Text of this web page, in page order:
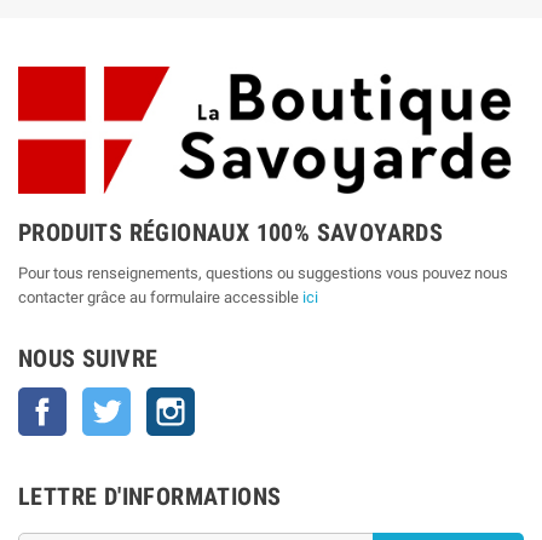
PRODUITS RÉGIONAUX 100% SAVOYARDS
Pour tous renseignements, questions ou suggestions vous pouvez nous
contacter grâce au formulaire accessible ici
NOUS SUIVRE
Facebook Twitter
LETTRE D'INFORMATIONS